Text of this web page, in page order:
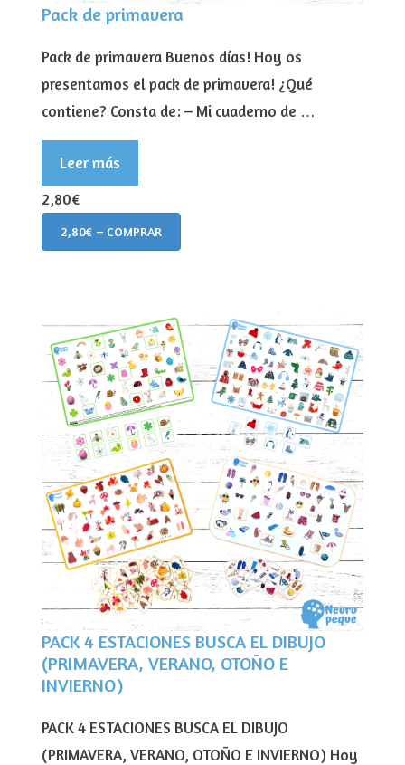
Pack de primavera
Pack de primavera Buenos días! Hoy os
presentamos el pack de primavera! ¿Qué
contiene? Consta de: – Mi cuaderno de …
Leer más
2,80€
2,80€ – COMPRAR
PACK 4 ESTACIONES BUSCA EL DIBUJO
(PRIMAVERA, VERANO, OTOÑO E
INVIERNO)
PACK 4 ESTACIONES BUSCA EL DIBUJO
(PRIMAVERA, VERANO, OTOÑO E INVIERNO) Hoy